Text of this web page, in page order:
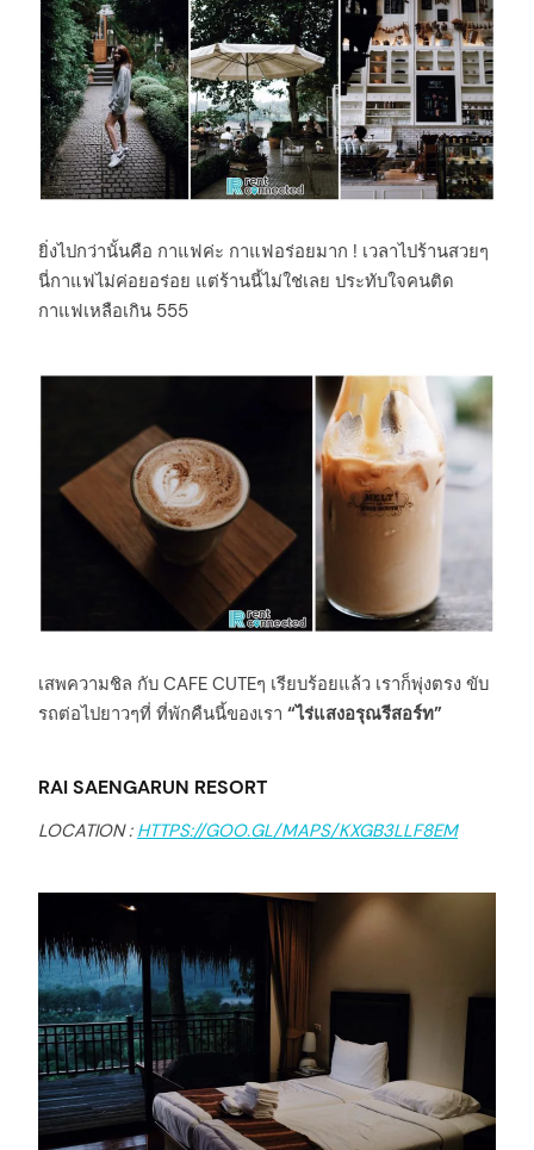
ยิ่งไปกว่านั้นคือ กาแฟค่ะ กาแฟอร่อยมาก ! เวลาไปร้านสวยๆ
นี่กาแฟไม่ค่อยอร่อย แต่ร้านนี้ไม่ใช่เลย ประทับใจคนติด
กาแฟเหลือเกิน 555
เสพความชิล กับ CAFE CUTEๆ เรียบร้อยแล้ว เราก็พุ่งตรง ขับ
รถต่อไปยาวๆที่ ที่พักคืนนี้ของเรา “ไร่แสงอรุณรีสอร์ท”
RAI SAENGARUN RESORT
LOCATION : HTTPS://GOO.GL/MAPS/KXGB3LLF8EM